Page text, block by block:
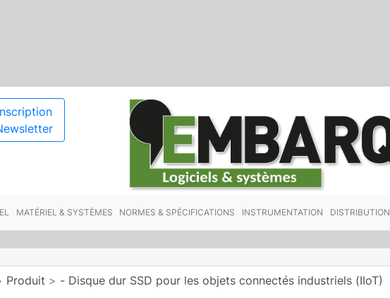
MATÉRIEL & SYSTÈMES NORMES & SPÉCIFICATIONS INSTRUMENTATION DISTRIBUTION
Produit > - Disque dur SSD pour les objets connectés industriels (IIoT)